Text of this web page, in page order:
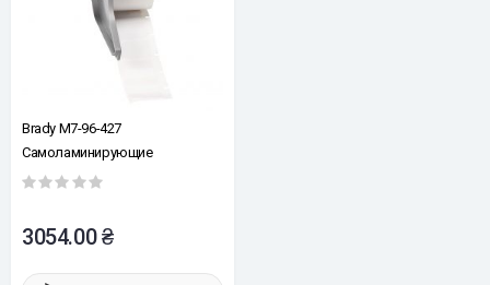
Brady M7-96-427
Самоламинирующие
виниловые этикетки 25,40 мм x
3.00 мм, совместимы с
принтерами Brady M710,BMP71
3054.00 ₴